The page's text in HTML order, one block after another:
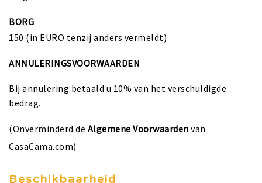
BORG
150 (in EURO tenzij anders vermeldt)
ANNULERINGSVOORWAARDEN
Bij annulering betaald u 10% van het verschuldigde
bedrag.
(Onverminderd de Algemene Voorwaarden van
CasaCama.com)
Beschikbaarheid